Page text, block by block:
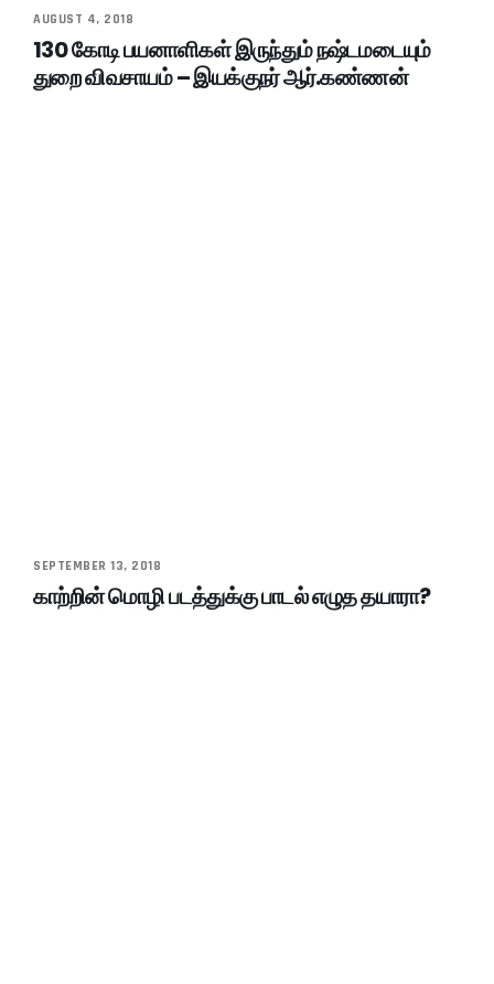
AUGUST 4, 2018
130 கோடி பயனாளிகள் இருந்தும் நஷ்டமடையும்
துறை விவசாயம் – இயக்குநர் ஆர்.கண்ணன்
SEPTEMBER 13, 2018
காற்றின் மொழி படத்துக்கு பாடல் எழுத தயாரா?